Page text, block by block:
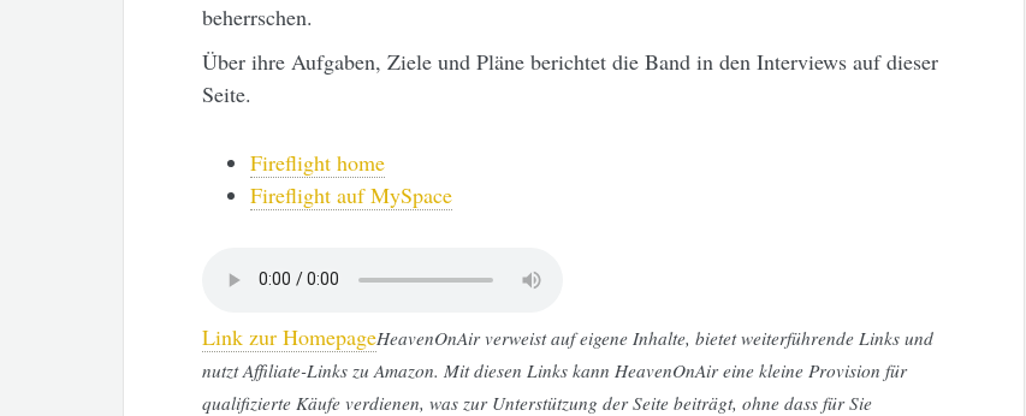
beherrschen.
Über ihre Aufgaben, Ziele und Pläne berichtet die Band in den Interviews auf dieser
Seite.
Fireflight home
Fireflight auf MySpace
Link zur HomepageHeavenOnAir verweist auf eigene Inhalte, bietet weiterführende Links und
nutzt Affiliate-Links zu Amazon. Mit diesen Links kann HeavenOnAir eine kleine Provision für
qualifizierte Käufe verdienen, was zur Unterstützung der Seite beiträgt, ohne dass für Sie